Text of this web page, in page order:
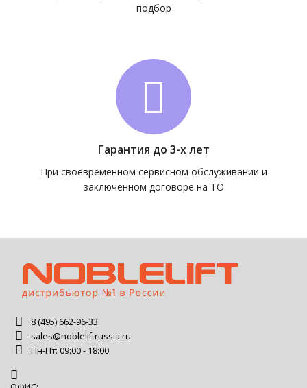
подбор
Гарантия до 3-х лет
При своевременном сервисном обслуживании и
заключенном договоре на ТО
8 (495) 662-96-33
sales@nobleliftrussia.ru
Пн-Пт: 09:00 - 18:00